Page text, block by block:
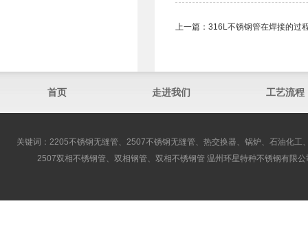
上一篇： 316L不锈钢管在焊接的过
首页 走进我们 工艺流程
关键词：2205不锈钢无缝管、2507不锈钢无缝管、热交换器、锅炉、石油化
2507双相不锈钢管、双相钢管、双相不锈钢管 温州环星特种不锈钢有限